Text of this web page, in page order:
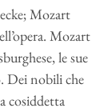
Mozart
Mozart
le sue
Dei nobili che
cosiddetta